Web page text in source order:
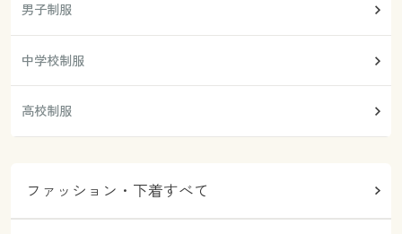
男子制服
中学校制服
高校制服
ファッション・下着すべて